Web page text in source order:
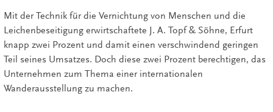
Mit der Technik für die Vernichtung von Menschen und die
Leichenbeseitigung erwirtschaftete J. A. Topf & Söhne, Erfurt
knapp zwei Prozent und damit einen verschwindend geringen
Teil seines Umsatzes. Doch diese zwei Prozent berechtigen, das
Unternehmen zum Thema einer internationalen
Wanderausstellung zu machen.